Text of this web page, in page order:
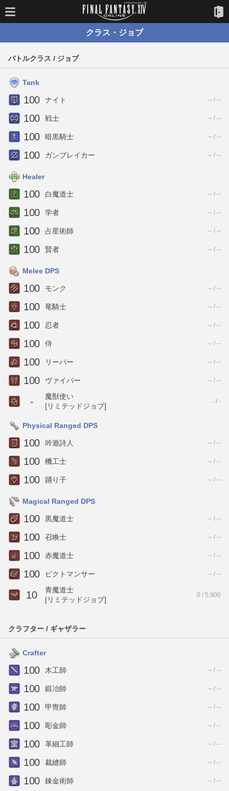
クラス・ジョブ
バトルクラス / ジョブ
Tank
100 ナイト -- / --
100 戦士 -- / --
100 暗黒騎士 -- / --
100 ガンブレイカー -- / --
Healer
100 白魔道士 -- / --
100 学者 -- / --
100 占星術師 -- / --
100 賢者 -- / --
Melee DPS
100 モンク -- / --
100 竜騎士 -- / --
100 忍者 -- / --
100 侍 -- / --
100 リーパー -- / --
100 ヴァイパー -- / --
-
魔獣使い
[リミテッドジョブ]
- / -
Physical Ranged DPS
100 吟遊詩人 -- / --
100 機工士 -- / --
100 踊り子 -- / --
Magical Ranged DPS
100 黒魔道士 -- / --
100 召喚士 -- / --
100 赤魔道士 -- / --
100 ピクトマンサー -- / --
10
青魔道士
[リミテッドジョブ]
0 / 5,900
クラフター / ギャザラー
Crafter
100 木工師 -- / --
100 鍛冶師 -- / --
100 甲冑師 -- / --
100 彫金師 -- / --
100 革細工師 -- / --
100 裁縫師 -- / --
100 錬金術師 -- / --